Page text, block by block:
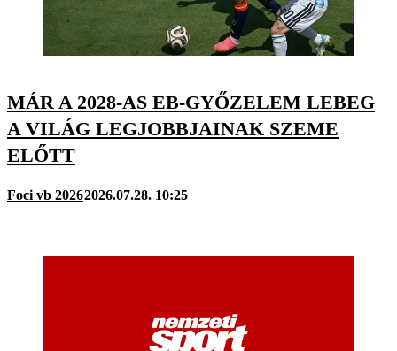
MÁR A 2028-AS EB-GYŐZELEM LEBEG
A VILÁG LEGJOBBJAINAK SZEME
ELŐTT
Foci vb 20262026.07.28. 10:25